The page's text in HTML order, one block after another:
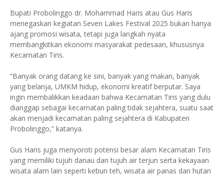
Bupati Probolinggo dr. Mohammad Haris atau Gus Haris
menegaskan kegiatan Seven Lakes Festival 2025 bukan hanya
ajang promosi wisata, tetapi juga langkah nyata
membangkitkan ekonomi masyarakat pedesaan, khususnya
Kecamatan Tiris.
“Banyak orang datang ke sini, banyak yang makan, banyak
yang belanja, UMKM hidup, ekonomi kreatif berputar. Saya
ingin membalikkan keadaan bahwa Kecamatan Tiris yang dulu
dianggap sebagai kecamatan paling tidak sejahtera, suatu saat
akan menjadi kecamatan paling sejahtera di Kabupaten
Probolinggo,” katanya.
Gus Haris juga menyoroti potensi besar alam Kecamatan Tiris
yang memiliki tujuh danau dan tujuh air terjun serta kekayaan
wisata alam lain seperti kebun teh, wisata air panas dan hutan